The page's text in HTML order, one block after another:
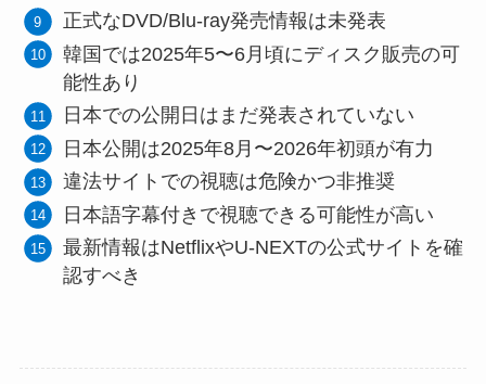
正式なDVD/Blu-ray発売情報は未発表
韓国では2025年5〜6月頃にディスク販売の可
能性あり
日本での公開日はまだ発表されていない
日本公開は2025年8月〜2026年初頭が有力
違法サイトでの視聴は危険かつ非推奨
日本語字幕付きで視聴できる可能性が高い
最新情報はNetflixやU-NEXTの公式サイトを確
認すべき